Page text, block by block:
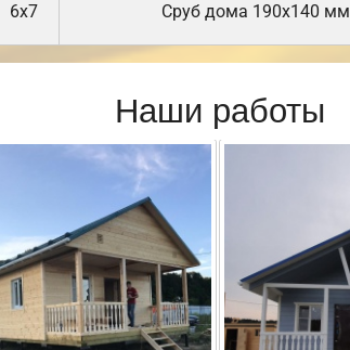
6х7 Cруб дома 190х140 мм
Наши работы